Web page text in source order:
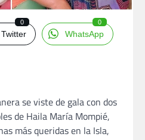
Twitter
0
WhatsApp
0
se viste de gala con dos
de Haila María Mompié,
más queridas en la Isla,